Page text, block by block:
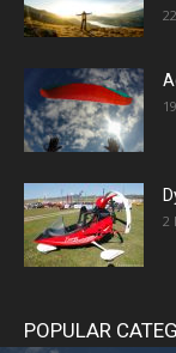
2
POPULAR